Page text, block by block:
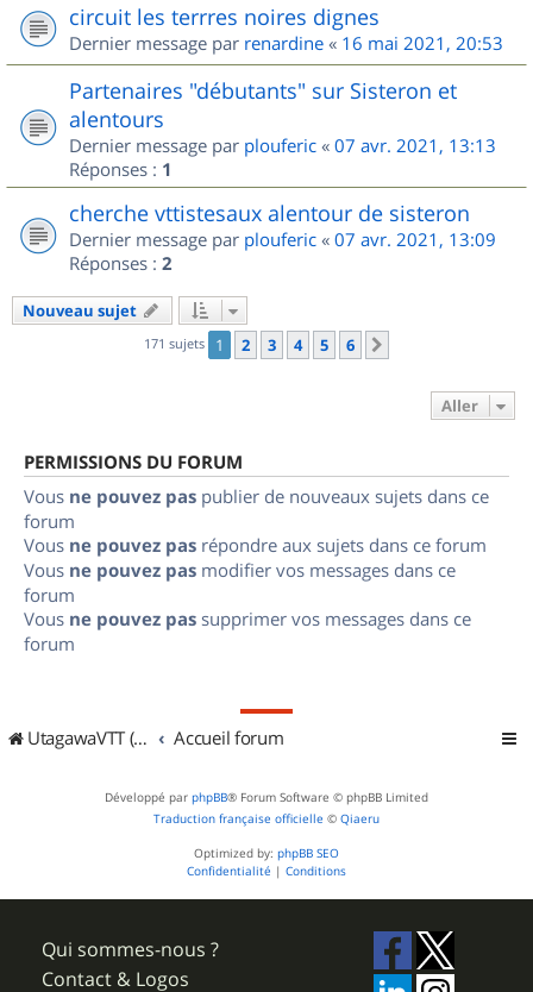
circuit les terrres noires dignes
Dernier message par renardine « 16 mai 2021, 20:53
Partenaires "débutants" sur Sisteron et
alentours
Dernier message par plouferic « 07 avr. 2021, 13:13
Réponses : 1
cherche vttistesaux alentour de sisteron
Dernier message par plouferic « 07 avr. 2021, 13:09
Réponses : 2
Nouveau sujet
171 sujets 1 2 3 4 5 6
Aller
PERMISSIONS DU FORUM
Vous ne pouvez pas publier de nouveaux sujets dans ce
forum
Vous ne pouvez pas répondre aux sujets dans ce forum
Vous ne pouvez pas modifier vos messages dans ce
forum
Vous ne pouvez pas supprimer vos messages dans ce
forum
UtagawaVTT (Randos VTT et VTTAE avec traces GPS) Accueil forum
Développé par phpBB® Forum Software © phpBB Limited
Traduction française officielle © Qiaeru
Optimized by: phpBB SEO
Confidentialité | Conditions
Qui sommes-nous ?
Contact & Logos